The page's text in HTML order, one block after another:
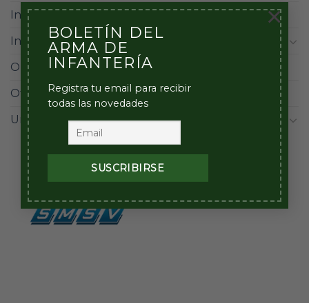
BOLETÍN DEL
ARMA DE
INFANTERÍA
Registra tu email para recibir
todas las novedades
×
Infantes(59)
Institucional
(228)
Operacional(98)
Otros
(12)
Unidades
(42)